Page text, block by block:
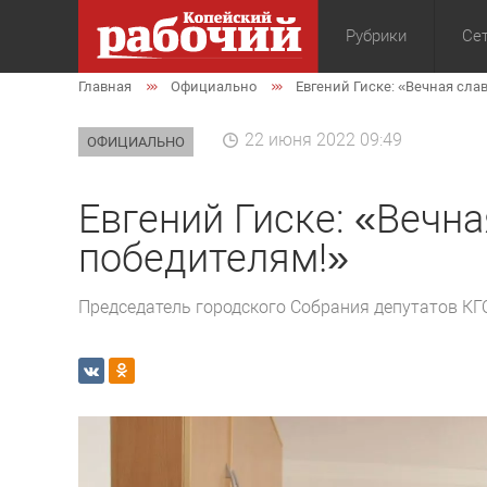
Рубрики
Общество
Главная Официально Евгений Гиске: «Вечная
ОФИЦИАЛЬНО 22 июня 2022 09:49
Евгений Гиске:
победителям!»
Председатель городского Собрания депутатов